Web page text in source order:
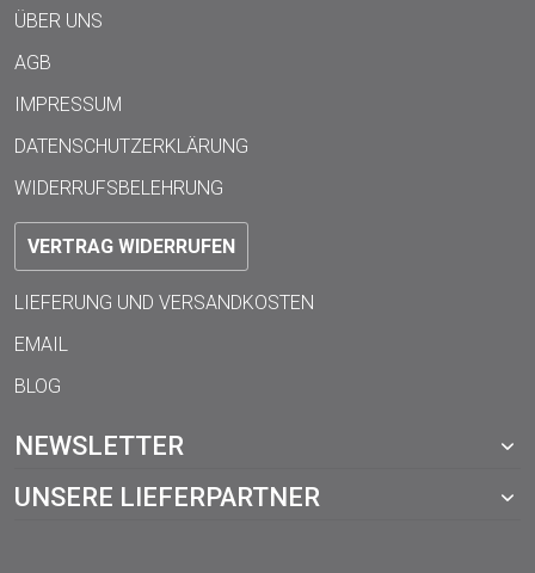
ÜBER UNS
AGB
IMPRESSUM
DATENSCHUTZERKLÄRUNG
WIDERRUFSBELEHRUNG
VERTRAG WIDERRUFEN
LIEFERUNG UND VERSANDKOSTEN
EMAIL
BLOG
NEWSLETTER
UNSERE LIEFERPARTNER